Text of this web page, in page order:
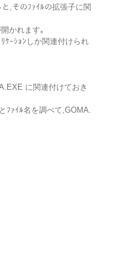
,そのﾌｧｲﾙの拡張子に関
かれます｡
ｹｰｼｮﾝしか関連付けられ
に関連付けておき
ﾌｧｲﾙ名を調べて,GOMA.